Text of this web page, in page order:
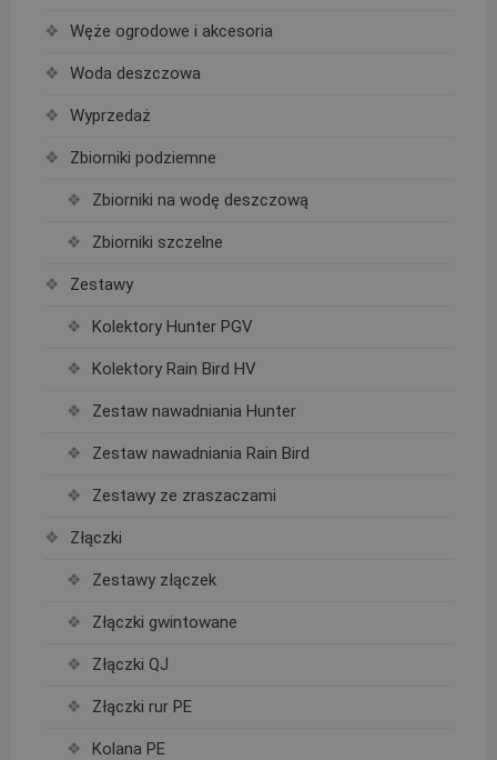
Węże ogrodowe i akcesoria
Woda deszczowa
Wyprzedaż
Zbiorniki podziemne
Zbiorniki na wodę deszczową
Zbiorniki szczelne
Zestawy
Kolektory Hunter PGV
Kolektory Rain Bird HV
Zestaw nawadniania Hunter
Zestaw nawadniania Rain Bird
Zestawy ze zraszaczami
Złączki
Zestawy złączek
Złączki gwintowane
Złączki QJ
Złączki rur PE
Kolana PE